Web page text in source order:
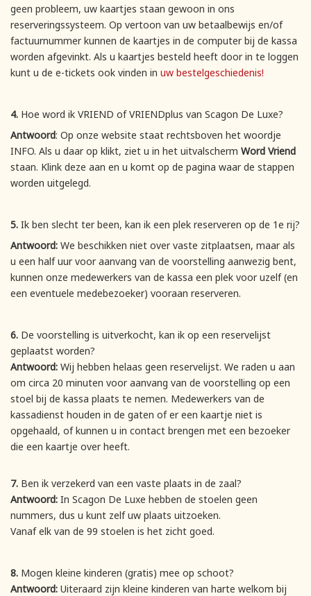
geen probleem, uw kaartjes staan gewoon in ons
reserveringssysteem. Op vertoon van uw betaalbewijs en/of
factuurnummer kunnen de kaartjes in de computer bij de kassa
worden afgevinkt. Als u kaartjes besteld heeft door in te loggen
kunt u de e-tickets ook vinden in uw bestelgeschiedenis!
4. Hoe word ik VRIEND of VRIENDplus van Scagon De Luxe?
Antwoord: Op onze website staat rechtsboven het woordje
INFO. Als u daar op klikt, ziet u in het uitvalscherm Word Vriend
staan. Klink deze aan en u komt op de pagina waar de stappen
worden uitgelegd.
5. Ik ben slecht ter been, kan ik een plek reserveren op de 1e rij?
Antwoord: We beschikken niet over vaste zitplaatsen, maar als
u een half uur voor aanvang van de voorstelling aanwezig bent,
kunnen onze medewerkers van de kassa een plek voor uzelf (en
een eventuele medebezoeker) vooraan reserveren.
6. De voorstelling is uitverkocht, kan ik op een reservelijst
geplaatst worden?
Antwoord: Wij hebben helaas geen reservelijst. We raden u aan
om circa 20 minuten voor aanvang van de voorstelling op een
stoel bij de kassa plaats te nemen. Medewerkers van de
kassadienst houden in de gaten of er een kaartje niet is
opgehaald, of kunnen u in contact brengen met een bezoeker
die een kaartje over heeft.
7. Ben ik verzekerd van een vaste plaats in de zaal?
Antwoord: In Scagon De Luxe hebben de stoelen geen
nummers, dus u kunt zelf uw plaats uitzoeken.
Vanaf elk van de 99 stoelen is het zicht goed.
8. Mogen kleine kinderen (gratis) mee op schoot?
Antwoord: Uiteraard zijn kleine kinderen van harte welkom bij